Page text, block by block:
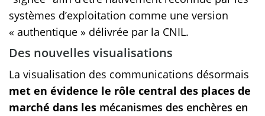
systèmes d’exploitation comme une version
« authentique » délivrée par la CNIL.
Des nouvelles visualisations
La visualisation des communications désormais
met en évidence le rôle central des places de
marché dans les mécanismes des enchères en